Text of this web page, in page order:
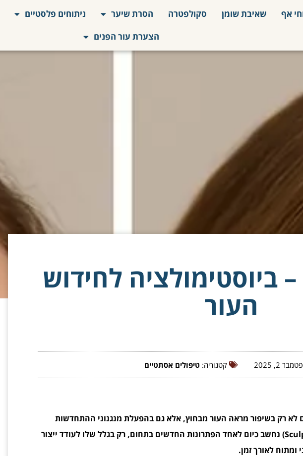
אף שאיבת שומן סקולפטרה הסרת שיער ניתוחים פלסטיים
הצערת עור הפנים
ביוסטימולציה לחידוש
העור
2, 2025 קטגוריה: טיפולים אסתטיים
לא רק בשיפור מראה העור מבחוץ, אלא גם בהפעלת מנגנוני ההתחדשות
הטבעיים של הגוף. סקולפטרה (Sculptra) נחשב כיום לאחד הפתרונות החדשים בתחום, רק בגלל שלו לעודד ייצור
ומתוח לאורך זמן.